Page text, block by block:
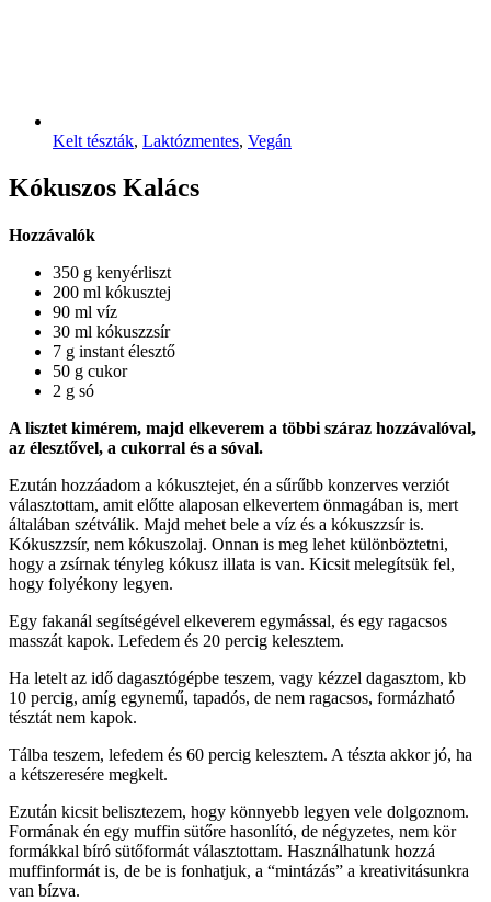
Kelt tészták, Laktózmentes, Vegán
Kókuszos Kalács
Hozzávalók
350 g kenyérliszt
200 ml kókusztej
90 ml víz
30 ml kókuszzsír
7 g instant élesztő
50 g cukor
2 g só
A lisztet kimérem, majd elkeverem a többi száraz hozzávalóval,
az élesztővel, a cukorral és a sóval.
Ezután hozzáadom a kókusztejet, én a sűrűbb konzerves verziót
választottam, amit előtte alaposan elkevertem önmagában is, mert
általában szétválik. Majd mehet bele a víz és a kókuszzsír is.
Kókuszzsír, nem kókuszolaj. Onnan is meg lehet különböztetni,
hogy a zsírnak tényleg kókusz illata is van. Kicsit melegítsük fel,
hogy folyékony legyen.
Egy fakanál segítségével elkeverem egymással, és egy ragacsos
masszát kapok. Lefedem és 20 percig kelesztem.
Ha letelt az idő dagasztógépbe teszem, vagy kézzel dagasztom, kb
10 percig, amíg egynemű, tapadós, de nem ragacsos, formázható
tésztát nem kapok.
Tálba teszem, lefedem és 60 percig kelesztem. A tészta akkor jó, ha
a kétszeresére megkelt.
Ezután kicsit belisztezem, hogy könnyebb legyen vele dolgoznom.
Formának én egy muffin sütőre hasonlító, de négyzetes, nem kör
formákkal bíró sütőformát választottam. Használhatunk hozzá
muffinformát is, de be is fonhatjuk, a “mintázás” a kreativitásunkra
van bízva.